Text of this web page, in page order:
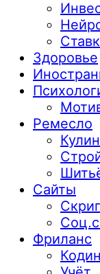
Здоровье
Ремесло
Сайты
Фриланс